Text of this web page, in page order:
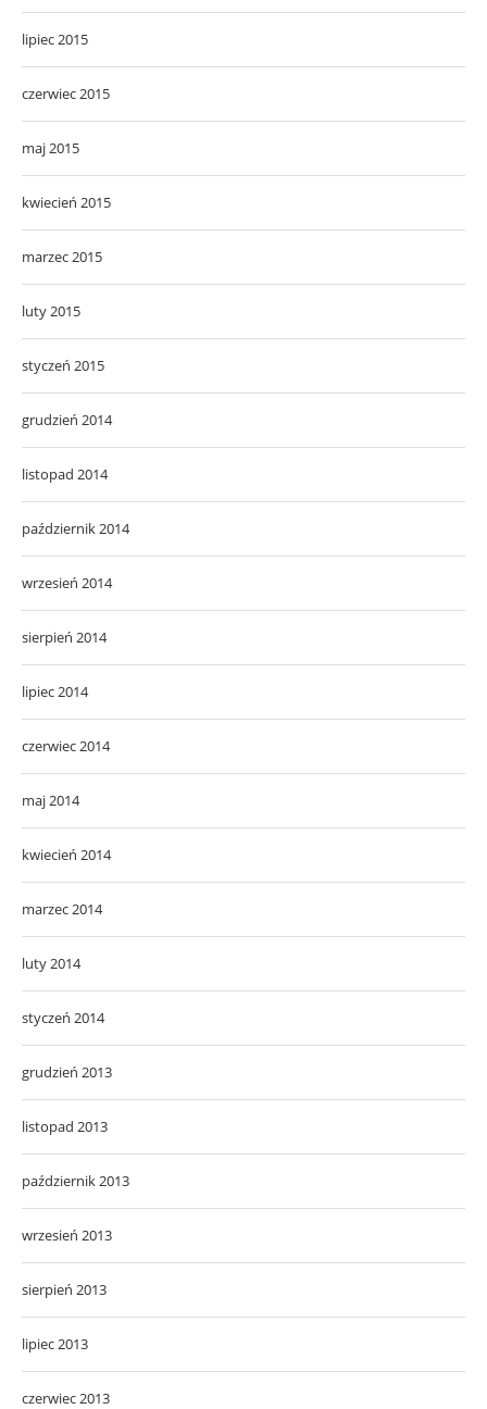
lipiec 2015
czerwiec 2015
maj 2015
kwiecień 2015
marzec 2015
luty 2015
styczeń 2015
grudzień 2014
listopad 2014
październik 2014
wrzesień 2014
sierpień 2014
lipiec 2014
czerwiec 2014
maj 2014
kwiecień 2014
marzec 2014
luty 2014
styczeń 2014
grudzień 2013
listopad 2013
październik 2013
wrzesień 2013
sierpień 2013
lipiec 2013
czerwiec 2013